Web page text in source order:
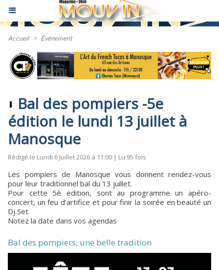
Accueil > Événement
Bal des pompiers -5e
édition le lundi 13 juillet à
Manosque
Rédigé le Lundi 6 Juillet 2026 à 11:00 | Lu 95 fois
Les pompiers de Manosque vous donnent rendez-vous
pour leur traditionnel bal du 13 juillet.
Pour cette 5è edition, sont au programme un apéro-
concert, un feu d’artifice et pour finir la soirée en beauté un
Dj Set.
Notez la date dans vos agendas
Bal des pompiers, une belle tradition